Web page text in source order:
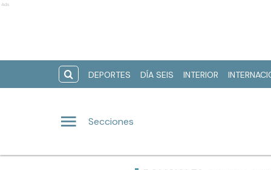
Ads
DEPORTES DÍA SEIS INTERIOR
Secciones